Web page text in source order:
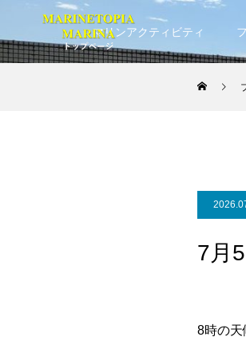
マリンアクティビティ
7月
8時の天